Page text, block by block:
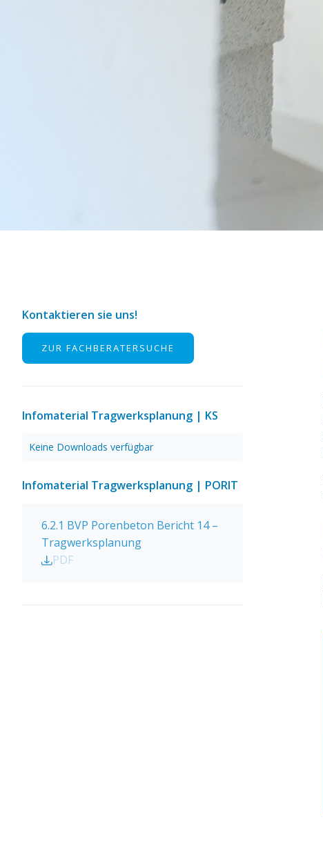
Kontaktieren sie uns!
ZUR FACHBERATERSUCHE
Infomaterial Tragwerksplanung | KS
Keine Downloads verfügbar
Infomaterial Tragwerksplanung | PORIT
6.2.1 BVP Porenbeton Bericht 14 –
Tragwerksplanung
PDF